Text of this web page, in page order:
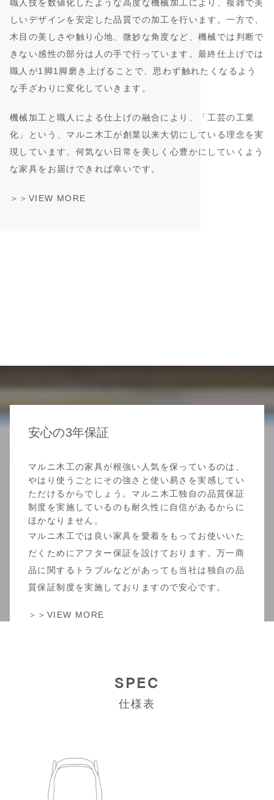
職人技を数値化したような高度な機械加工により、複雑で美
しいデザインを安定した品質での加工を行います。一方で、
木目の美しさや触り心地、微妙な角度など、機械では判断で
きない感性の部分は人の手で行っています。最終仕上げでは
職人が1脚1脚磨き上げることで、思わず触れたくなるよう
な手ざわりに変化していきます。
機械加工と職人による仕上げの融合により、「工芸の工業
化」という、マルニ木工が創業以来大切にしている理念を実
現しています。何気ない日常を美しく心豊かにしていくよう
な家具をお届けできれば幸いです。
＞＞VIEW MORE
安心の3年保証
マルニ木工の家具が根強い人気を保っているのは、
やはり使うごとにその強さと使い易さを実感してい
ただけるからでしょう。マルニ木工独自の品質保証
制度を実施しているのも耐久性に自信があるからに
ほかなりません。
マルニ木工では良い家具を愛着をもってお使いいた
だくためにアフター保証を設けております。万一商
品に関するトラブルなどがあっても当社は独自の品
質保証制度を実施しておりますので安心です。
＞＞VIEW MORE
SPEC
仕様表